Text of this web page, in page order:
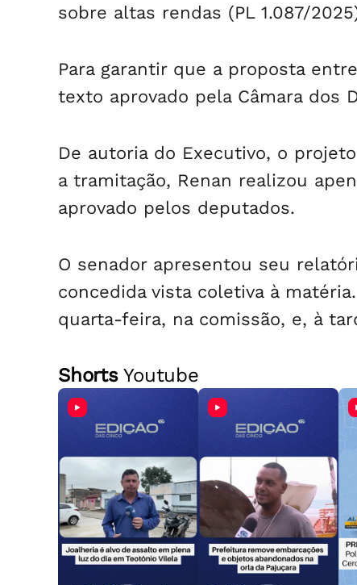
sobre altas rendas (PL 1.087/
Para garantir que a proposta
texto aprovado pela Câmara dos
De autoria do Executivo, o
a tramitação, Renan realizou
aprovado pelos deputados.
O senador apresentou seu
concedida vista coletiva à
quarta-feira, na comissão, e, à
ShortsYoutube